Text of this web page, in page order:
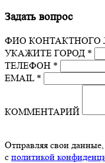
Задать вопрос
ФИО КОНТАКТНОГО
УКАЖИТЕ ГОРОД *
ТЕЛЕФОН *
EMAIL *
КОММЕНТАРИЙ
Отправляя свои
с политикой